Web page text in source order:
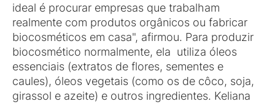
ideal é procurar empresas que trabalham
realmente com produtos orgânicos ou fabricar
biocosméticos em casa", afirmou. Para produzir
biocosmético normalmente, ela utiliza óleos
essenciais (extratos de flores, sementes e
caules), óleos vegetais (como os de côco, soja,
girassol e azeite) e outros ingredientes. Keliana